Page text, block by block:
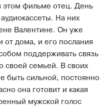
этом фильме отец. День
На них
Валентине. Он уже
от дома, и его послания
поддерживать связь
своей семьей. В своих
быть сильной, постоянно
она готовит и какая
мужской голос